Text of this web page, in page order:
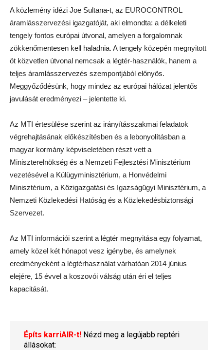
A közlemény idézi Joe Sultana-t, az EUROCONTROL
áramlásszervezési igazgatóját, aki elmondta: a délkeleti
tengely fontos európai útvonal, amelyen a forgalomnak
zökkenőmentesen kell haladnia. A tengely közepén megnyitott
öt közvetlen útvonal nemcsak a légtér-használók, hanem a
teljes áramlásszervezés szempontjából előnyös.
Meggyőződésünk, hogy mindez az európai hálózat jelentős
javulását eredményezi – jelentette ki.
Az MTI értesülése szerint az irányításszakmai feladatok
végrehajtásának előkészítésben és a lebonyolításban a
magyar kormány képviseletében részt vett a
Miniszterelnökség és a Nemzeti Fejlesztési Minisztérium
vezetésével a Külügyminisztérium, a Honvédelmi
Minisztérium, a Közigazgatási és Igazságügyi Minisztérium, a
Nemzeti Közlekedési Hatóság és a Közlekedésbiztonsági
Szervezet.
Az MTI információi szerint a légtér megnyitása egy folyamat,
amely közel két hónapot vesz igénybe, és amelynek
eredményeként a légtérhasználat várhatóan 2014 június
elejére, 15 évvel a koszovói válság után éri el teljes
kapacitását.
Építs karriAIR-t! Nézd meg a legújabb reptéri
állásokat: